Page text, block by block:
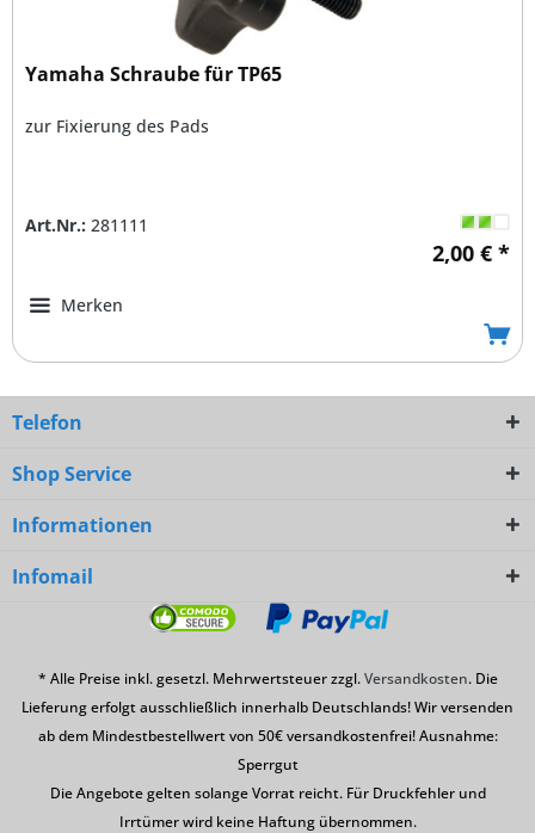
Yamaha Schraube für TP65
zur Fixierung des Pads
Art.Nr.: 281111
2,00 € *
Merken
Telefon
Shop Service
Informationen
Infomail
* Alle Preise inkl. gesetzl. Mehrwertsteuer zzgl.Versandkosten. Die
Lieferung erfolgt ausschließlich innerhalb Deutschlands! Wir versenden
ab dem Mindestbestellwert von 50€ versandkostenfrei! Ausnahme:
Sperrgut
Die Angebote gelten solange Vorrat reicht. Für Druckfehler und
Irrtümer wird keine Haftung übernommen.